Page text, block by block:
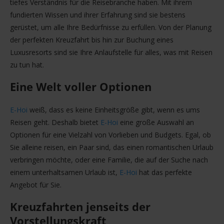
tiefes Verständnis für die Reisebranche haben. Mit ihrem
fundierten Wissen und ihrer Erfahrung sind sie bestens
gerüstet, um alle Ihre Bedürfnisse zu erfüllen. Von der Planung
der perfekten Kreuzfahrt bis hin zur Buchung eines
Luxusresorts sind sie Ihre Anlaufstelle für alles, was mit Reisen
zu tun hat.
Eine Welt voller Optionen
E-Hoi weiß, dass es keine Einheitsgröße gibt, wenn es ums
Reisen geht. Deshalb bietet E-Hoi eine große Auswahl an
Optionen für eine Vielzahl von Vorlieben und Budgets. Egal, ob
Sie alleine reisen, ein Paar sind, das einen romantischen Urlaub
verbringen möchte, oder eine Familie, die auf der Suche nach
einem unterhaltsamen Urlaub ist, E-Hoi hat das perfekte
Angebot für Sie.
Kreuzfahrten jenseits der
Vorstellungskraft